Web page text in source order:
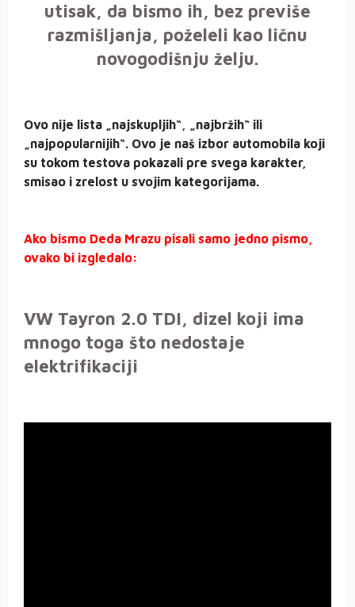
utisak, da bismo ih, bez previše
razmišljanja, poželeli kao ličnu
novogodišnju želju.
Ovo nije lista „najskupljih“, „najbržih“ ili
„najpopularnijih“. Ovo je naš izbor automobila koji
su tokom testova pokazali pre svega karakter,
smisao i zrelost u svojim kategorijama.
Ako bismo Deda Mrazu pisali samo jedno pismo,
ovako bi izgledalo:
VW Tayron 2.0 TDI, dizel koji ima
mnogo toga što nedostaje
elektrifikaciji